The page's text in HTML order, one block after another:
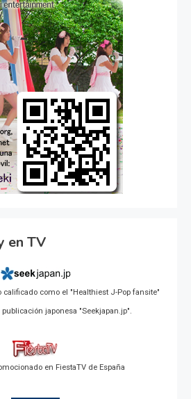
en TV
calificado como el "Healthiest J-Pop fansite"
publicación japonesa "Seekjapan.jp".
en FiestaTV de España